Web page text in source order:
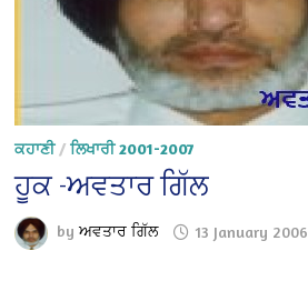
ਕਹਾਣੀ/ਲਿਖਾਰੀ 2001-2007
ਹੂਕ -ਅਵਤਾਰ ਗਿੱਲ
byਅਵਤਾਰ ਗਿੱਲ 13 January 2006